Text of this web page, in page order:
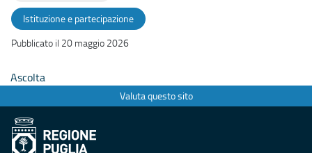
Istituzione e partecipazione
Pubblicato il 20 maggio 2026
Ascolta
Valuta questo sito